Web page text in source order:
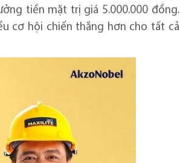
tiền mặt trị giá 5.000.000 đồng.
cơ hội chiến thắng hơn cho tất cả